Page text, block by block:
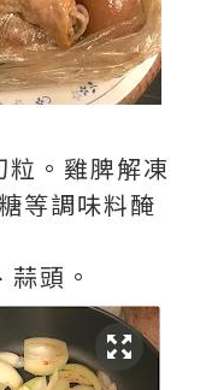
。雞脾解凍
等調味料醃
頭。